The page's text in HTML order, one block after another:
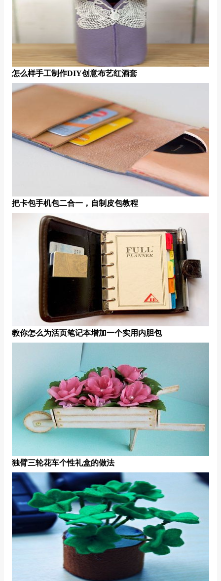
怎么样手工制作DIY创意布艺红酒套
把卡包手机包二合一，自制皮包教程
教你怎么为活页笔记本增加一个实用内胆包
独臂三轮花车个性礼盒的做法